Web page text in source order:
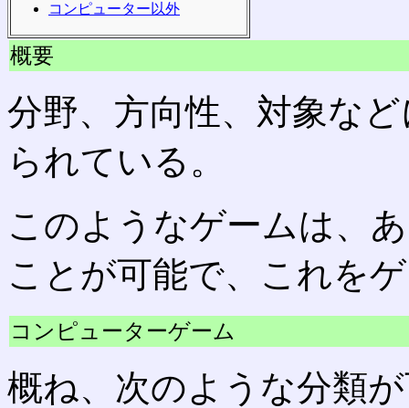
コンピューター以外
概要
分野、方向性、対象な
られている。
このようなゲームは、
ことが可能で、これを
コンピューターゲーム
概ね、次のような分類